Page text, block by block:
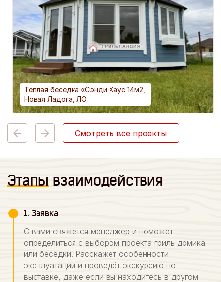
Смотреть все проекты
Тёплая беседка «Сэнди Хаус 14м2,
Новая Ладога, ЛО
Этапы взаимодействия
1. Заявка
С вами свяжется менеджер и поможет
определиться с выбором проекта гриль домика
или беседки. Расскажет особенности
эксплуатации и проведёт экскурсию по
выставке, даже если вы находитесь в другом